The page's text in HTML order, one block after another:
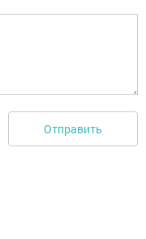
Отправить